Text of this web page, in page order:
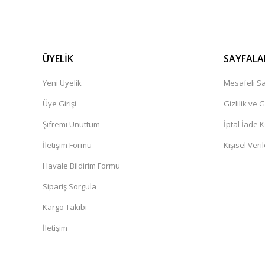
ÜYELİK
Yeni Üyelik
Üye Girişi
Şifremi Unuttum
İletişim Formu
Havale Bildirim Formu
Sipariş Sorgula
Kargo Takibi
İletişim
Mesafeli
Gizlilik ve
İptal İade
Kişisel